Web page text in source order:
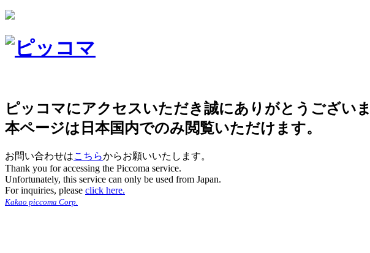
ピッコマにアクセスいただき誠にありがとうございま
本ページは日本国内でのみ閲覧いただけます。
お問い合わせはこちらからお願いいたします。
Thank you for accessing the Piccoma service.
Unfortunately, this service can only be used from Japan.
For inquiries, please click here.
Kakao piccoma Corp.